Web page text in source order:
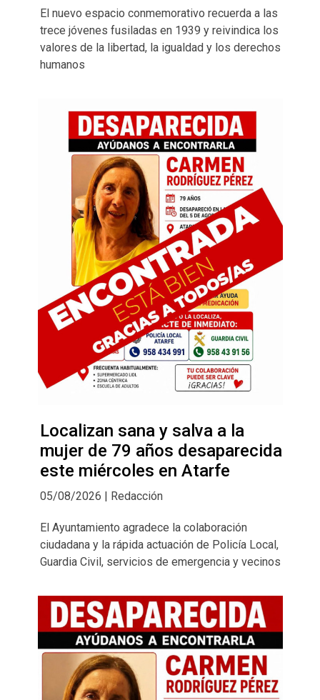
El nuevo espacio conmemorativo recuerda a las
trece jóvenes fusiladas en 1939 y reivindica los
valores de la libertad, la igualdad y los derechos
humanos
Localizan sana y salva a la
mujer de 79 años desaparecida
este miércoles en Atarfe
05/08/2026 | Redacción
El Ayuntamiento agradece la colaboración
ciudadana y la rápida actuación de Policía Local,
Guardia Civil, servicios de emergencia y vecinos